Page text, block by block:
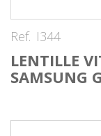
Ref. I344
LENTILLE
SAMSUNG